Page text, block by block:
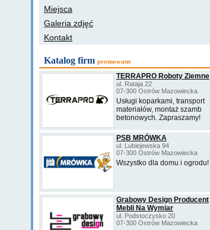
Miejsca
Galeria zdjęć
Kontakt
Katalog firm promowane
TERRAPRO Roboty Ziemne
ul. Rataja 22
07-300 Ostrów Mazowiecka
Usługi koparkami, transport
materiałów, montaż szamb
betonowych. Zapraszamy!
PSB MRÓWKA
ul. Lubiejewska 94
07-300 Ostrów Mazowiecka
Wszystko dla domu i ogrodu!
Grabowy Design Producent
Mebli Na Wymiar
ul. Podstoczysko 20
07-300 Ostrów Mazowiecka